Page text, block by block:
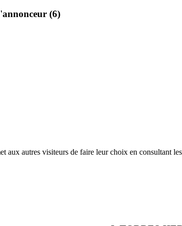
(6)
aux autres visiteurs de faire leur choix en consultant